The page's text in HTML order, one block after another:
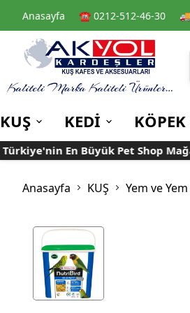
Anasayfa ☎️ 0212-512-46-30
KUŞ
Kafes
Muhabbet
Papağan
Taşıma Kafesi
Rulolu Kafes
KEDİ
Kedi Kuru Mamalar
Taşımalar
KÖPEK
Kuru Mamalar
Mama ve Su Kapları
Guinea Pig Yemleri
En Büyük Pet Shop
Anasayfa KUŞ Yem ve